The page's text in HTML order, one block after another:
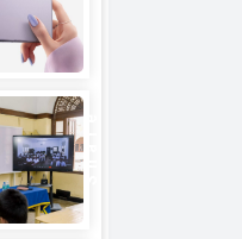
Share